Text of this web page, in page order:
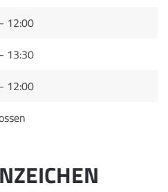
12:00
13:30
12:00